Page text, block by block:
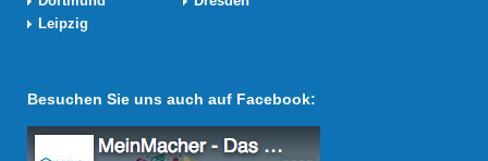
Leipzig
Besuchen Sie uns auch auf Facebook: